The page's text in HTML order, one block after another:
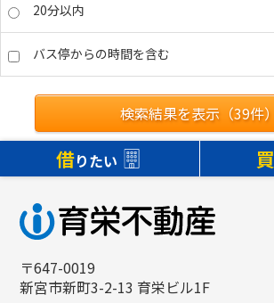
20分以内
バス停からの時間を含む
検索結果を表示（39件）
借りたい 買
〒647-0019
新宮市新町3-2-13 育栄ビル1F